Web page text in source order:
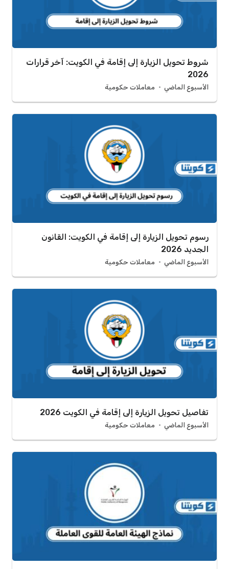
شروط تحويل الزيارة إلى إقامة في الكويت: آخر قرارات
2026
الأسبوع الماضي معاملات حكومية
رسوم تحويل الزيارة إلى إقامة في الكويت: القانون
الجديد 2026
الأسبوع الماضي معاملات حكومية
تفاصيل تحويل الزيارة إلى إقامة في الكويت 2026
الأسبوع الماضي معاملات حكومية